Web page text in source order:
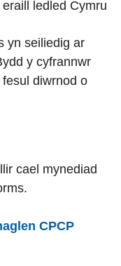
ledled Cymru
yn seiliedig ar
y cyfrannwr
diwrnod o
cael mynediad
CPCP